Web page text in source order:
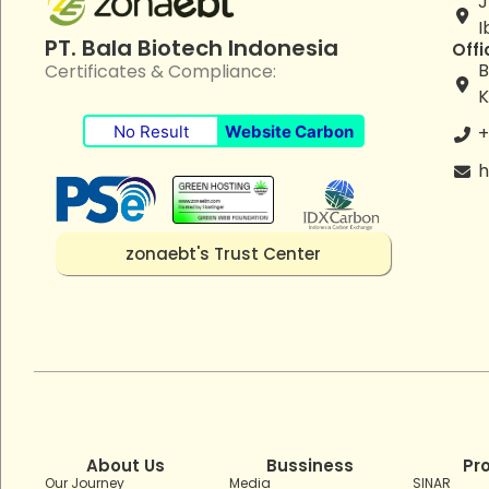
PT. Bala Biotech Indonesia
Certificates & Compliance:
No Result Website Carbon
zonaebt's Trust Center
About Us
Our Journey
Bussiness
Media SINAR